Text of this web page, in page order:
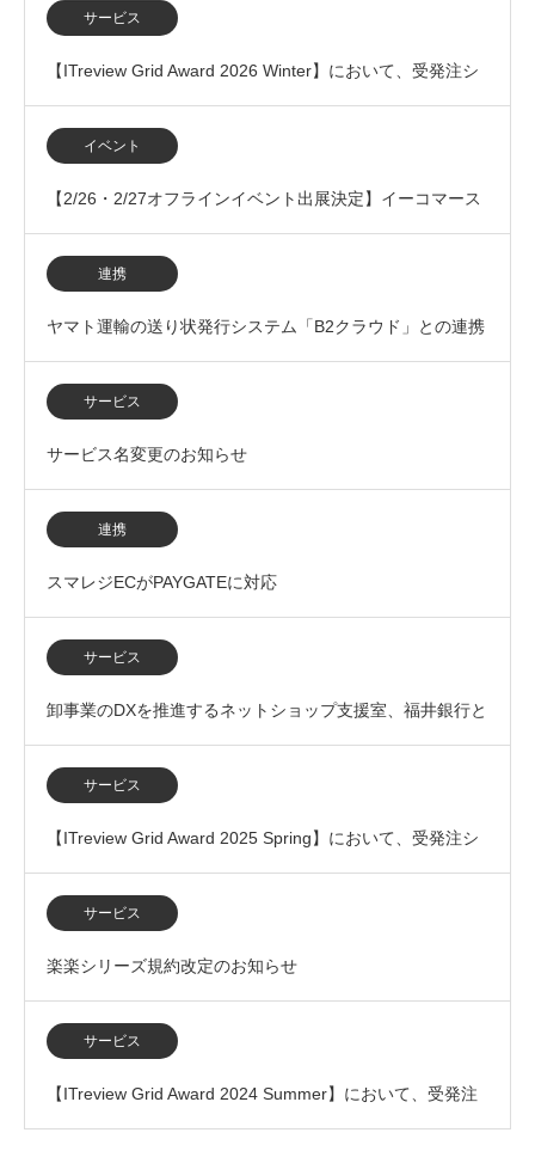
「Yoom」とのAPI連携開始
サービス
【ITreview Grid Award 2026 Winter】において、受発注シ
ステム（BtoB…
イベント
【2/26・2/27オフラインイベント出展決定】イーコマース
フェア 東京 2026に出展いたします
連携
ヤマト運輸の送り状発行システム「B2クラウド」との連携
を開始サービス
サービス名変更のお知らせ
連携
スマレジECがPAYGATEに対応
サービス
卸事業のDXを推進するネットショップ支援室、福井銀行と
の業務提携を開始
サービス
【ITreview Grid Award 2025 Spring】において、受発注シ
ステム部門で「L…
サービス
楽楽シリーズ規約改定のお知らせ
サービス
【ITreview Grid Award 2024 Summer】において、受発注